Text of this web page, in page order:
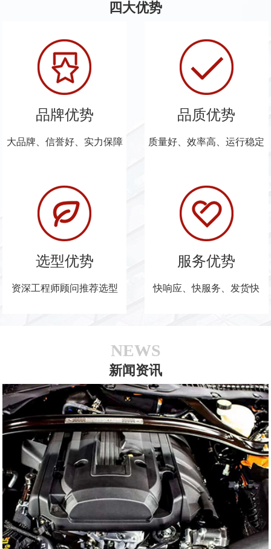
四大优势
品牌优势
大品牌、信誉好、实力保障
品质优势
质量好、效率高、运行稳定
选型优势
资深工程师顾问推荐选型
服务优势
快响应、快服务、发货快
NEWS
新闻资讯